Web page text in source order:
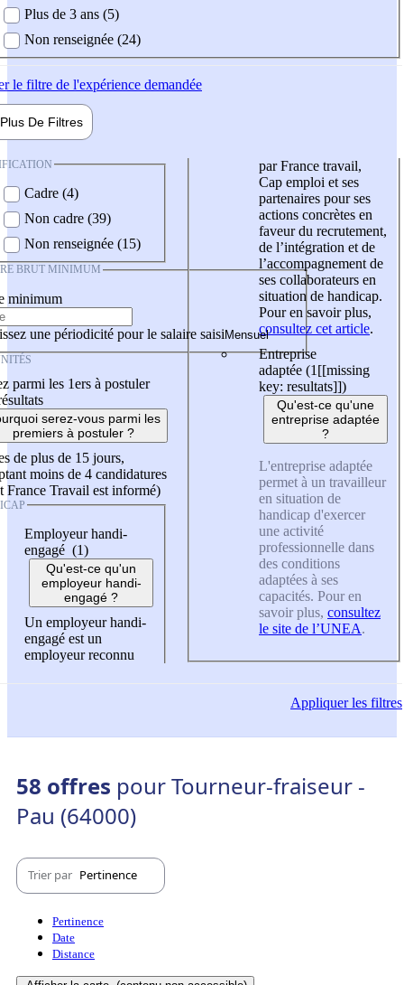
Plus de 3 ans (5)
Non renseignée (24)
le filtre de l'expérience demandée
Plus De Filtres
Cadre (4)
Non cadre (39)
Non renseignée (15)
BRUT MINIMUM
minimum
une périodicité pour le salaire saisi
parmi les 1ers à postuler
serez-vous parmi les
premiers à postuler ?
de plus de 15 jours,
moins de 4 candidatures
France Travail est informé)
Employeur handi-
engagé (1)
Qu'est-ce qu'un
employeur handi-
engagé ?
Un employeur handi-
engagé est un
employeur reconnu
par France travail,
Cap emploi et ses
partenaires pour ses
actions concrètes en
faveur du recrutement,
de l’intégration et de
l’accompagnement de
ses collaborateurs en
situation de handicap.
Pour en savoir plus,
consultez cet article.
Entreprise
adaptée (1 [[missing
key: resultats]])
Qu'est-ce qu'une
entreprise adaptée
?
L'entreprise adaptée
permet à un travailleur
en situation de
handicap d'exercer
une activité
professionnelle dans
des conditions
adaptées à ses
capacités. Pour en
savoir plus, consultez
le site de l’UNEA.
Appliquerles filtres
58 offres pour Tourneur-fraiseur -
Pau (64000)
Trier par Pertinence
Pertinence
Date
Distance